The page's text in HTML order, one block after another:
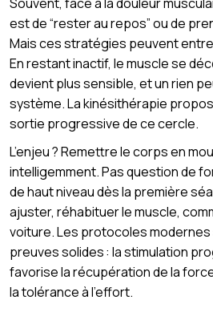
est de “rester au repos” ou de
Mais ces stratégies peuvent
En restant inactif, le muscle se
devient plus sensible, et un rien
système. La kinésithérapie
sortie progressive de ce cercle.
L’enjeu ? Remettre le corps en
intelligemment. Pas question de
de haut niveau dès la première
ajuster, réhabituer le muscle,
voiture. Les protocoles modernes
preuves solides : la stimulation
favorise la récupération de la
la tolérance à l’effort.